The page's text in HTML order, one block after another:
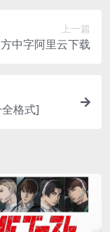
上一篇
中字阿里云下载
格式]